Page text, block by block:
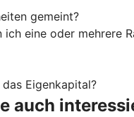
gemeint?
ich eine oder mehrere
Eigenkapital?
auch